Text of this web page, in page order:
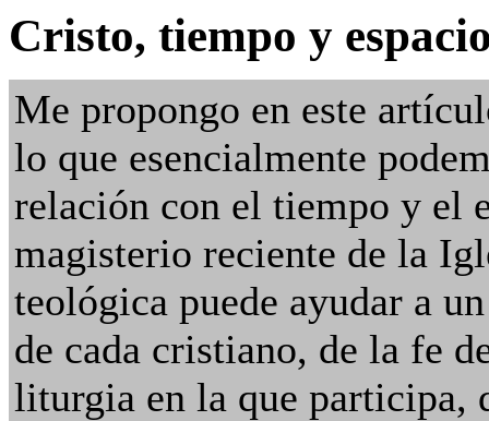
Cristo, tiempo y
Me propongo en este
lo que esencialmente
relación con el tiempo y el
magisterio reciente de la
teológica puede ayudar a
de cada cristiano, de la fe
liturgia en la que participa,